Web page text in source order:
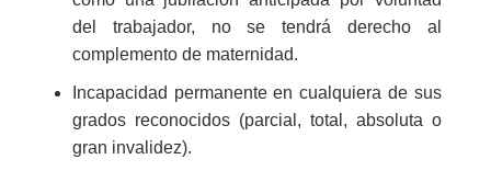
del trabajador, no se tendrá derecho al
complemento de maternidad.
Incapacidad permanente en cualquiera de sus
grados reconocidos (parcial, total, absoluta o
gran invalidez).